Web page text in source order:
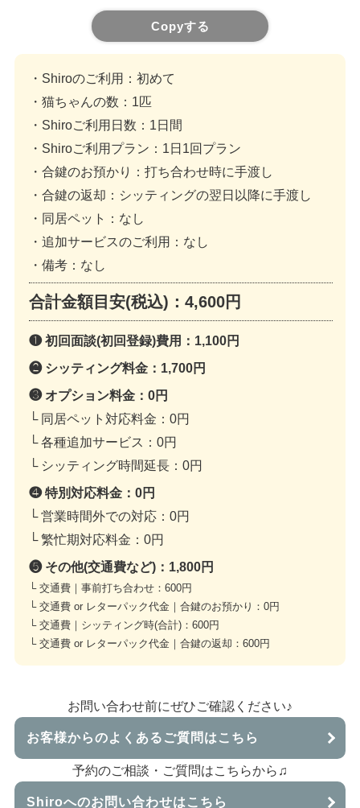
Copyする
・Shiroのご利用 ：初めて
・猫ちゃんの数 ：1匹
・Shiroご利用日数 ：1日間
・Shiroご利用プラン ：1日1回プラン
・合鍵のお預かり
：打ち合わせ時に手渡し
・合鍵の返却 ：シッティングの翌日以降に手渡し
・同居ペット
：なし
・追加サービスのご利用 ：なし
・備考：なし
合計金額目安(税込)： 4,600円
❶ 初回面談(初回登録)費用： 1,100円
❷ シッティング料金： 1,700円
❸ オプション料金： 0円
└ 同居ペット対応料金： 0円
└ 各種追加サービス： 0円
└ シッティング時間延長： 0円
❹ 特別対応料金： 0円
└ 営業時間外での対応： 0円
└ 繁忙期対応料金： 0円
❺ その他(交通費など)： 1,800円
└ 交通費｜事前打ち合わせ： 600円
└ 交通費 or レターパック代金｜合鍵のお預かり： 0円
└ 交通費｜シッティング時(合計)： 600円
└ 交通費 or レターパック代金｜合鍵の返却： 600円
お問い合わせ前にぜひご確認ください♪
お客様からのよくあるご質問はこちら
予約のご相談・ご質問はこちらから♫
Shiroへのお問い合わせはこちら